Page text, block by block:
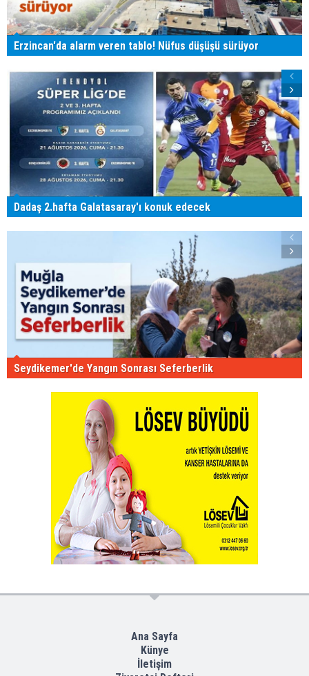
Erzincan'da alarm veren tablo! Nüfus düşüşü sürüyor
Dadaş 2.hafta Galatasaray'ı konuk edecek
Seydikemer'de Yangın Sonrası Seferberlik
Ana Sayfa
Künye
İletişim